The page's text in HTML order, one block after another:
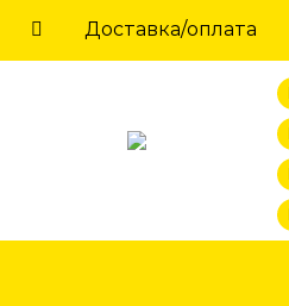
Доставка/оплата